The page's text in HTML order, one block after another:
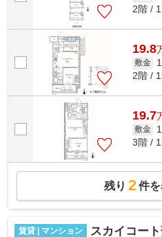
2階 /
19.8
敷金
2階 /
19.7
敷金
3階 /
残り 2件
賃貸 | マンション スカイコー